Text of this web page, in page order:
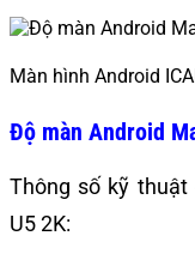
Màn hình Android
Độ màn Android
Thông số kỹ thuật
U5 2K: